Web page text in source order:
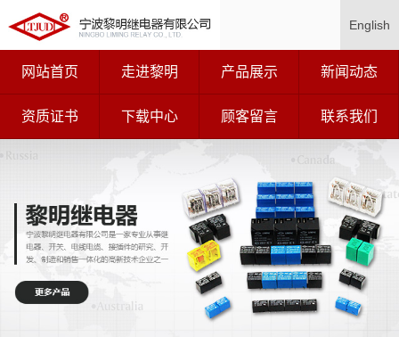
English
网站首页 走进黎明 产品展示 新闻动态
资质证书 下载中心 顾客留言 联系我们